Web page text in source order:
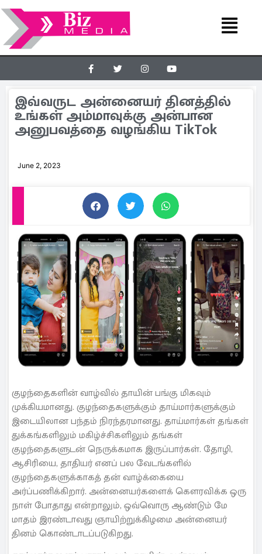
இவ்வருட அன்னையர் தினத்தில்
உங்கள் அம்மாவுக்கு அன்பான
அனுபவத்தை வழங்கிய TikTok
June 2, 2023
குழந்தைகளின் வாழ்வில் தாயின் பங்கு மிகவும்
முக்கியமானது. குழந்தைகளுக்கும் தாய்மார்களுக்கும்
இடையிலான பந்தம் நிரந்தரமானது. தாய்மார்கள் தங்கள்
துக்கங்களிலும் மகிழ்ச்சிகளிலும் தங்கள்
குழந்தைகளுடன் நெருக்கமாக இருப்பார்கள். தோழி,
ஆசிரியை, தாதியர் எனப் பல வேடங்களில்
குழந்தைகளுக்காகத் தன் வாழ்க்கையை
அர்ப்பணிக்கிறார். அன்னையர்களைக் கௌரவிக்க ஒரு
நாள் போதாது என்றாலும், ஒவ்வொரு ஆண்டும் மே
மாதம் இரண்டாவது ஞாயிற்றுக்கிழமை அன்னையர்
தினம் கொண்டாடப்படுகிறது.